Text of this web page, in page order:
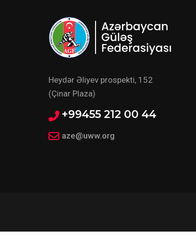
Heydər Əliyev prospekti, 152
(Çinar Plaza)
+99455 212 00 44
aze@uww.org